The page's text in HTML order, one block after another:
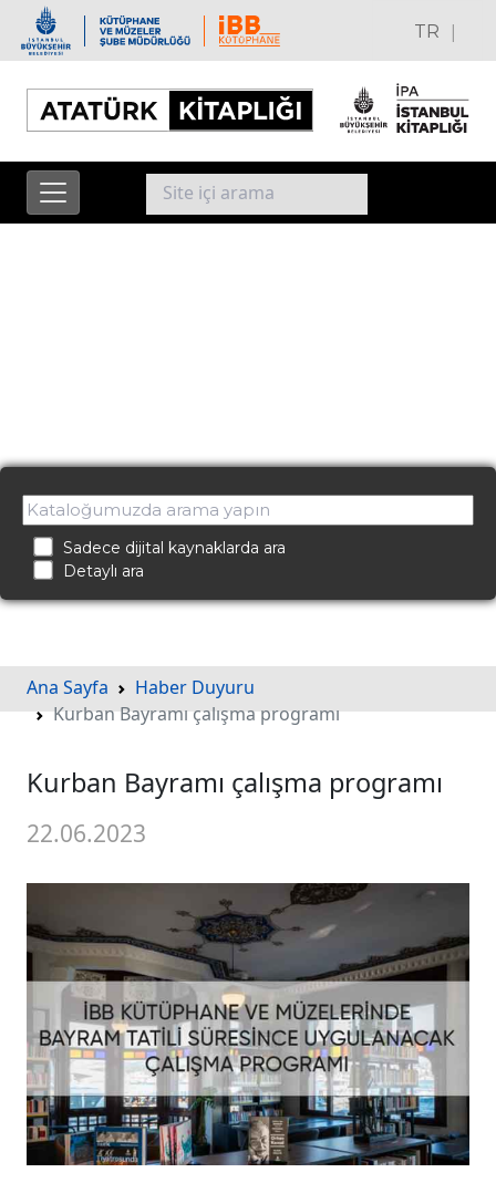
TR |
Sadece dijital kaynaklarda ara
Detaylı ara
Ana Sayfa
Haber Duyuru
Kurban Bayramı çalışma programı
Kurban Bayramı çalışma programı
22.06.2023